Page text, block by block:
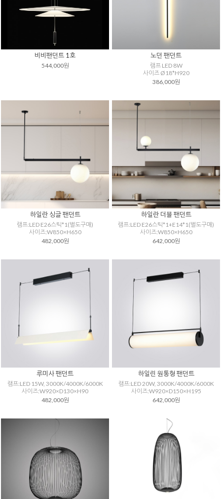
비비팬던트 1호
544,000원
노던 팬던트
램프 LED 8W
사이즈 Ø18*H920
386,000원
하일란 싱글 팬던트
램프:LED E26스틱*1(별도구매)
사이즈:W850×H650
482,000원
하일란 더블 팬던트
램프:LED E26스틱*1+E14*1(별도구매)
사이즈:W850×H650
642,000원
루미사 팬던트
램프:LED 15W, 3000K/4000K/6000K
사이즈:W920×D130×H90
482,000원
하일린 원통형 팬던트
램프:LED 20W, 3000K/4000K/6000K
사이즈:W920×D150×H195
642,000원